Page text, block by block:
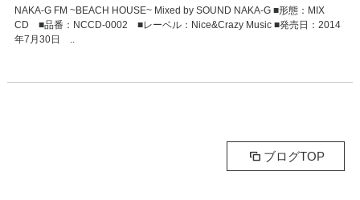
NAKA-G FM ~BEACH HOUSE~ Mixed by SOUND NAKA-G ■形態：MIX
CD ■品番：NCCD-0002 ■レーベル：Nice&Crazy Music ■発売日：2014
年7月30日 ..
ブログTOP